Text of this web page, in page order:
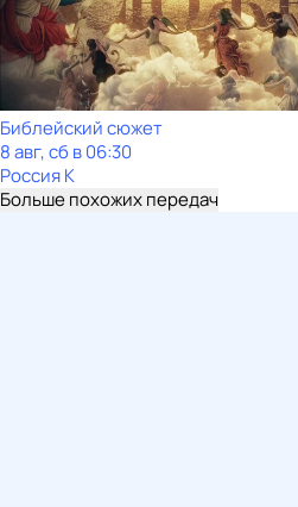
Библейский сюжет
8 авг, сб в 06:30
Россия К
Больше похожих передач